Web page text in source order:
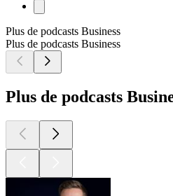
Plus de podcasts Business
Plus de podcasts Business
Plus de podcasts